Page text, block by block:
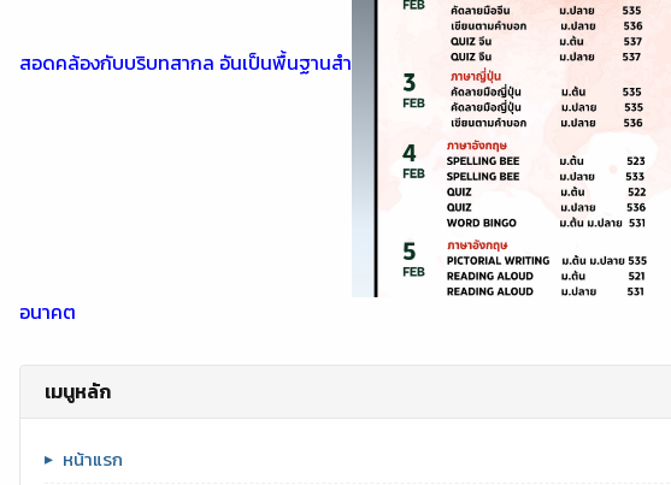
เมนูหลัก
หน้าแรก
สอดคล้องกับบริบทสากล อันเป็นพื้นฐานสำ
อนาคต